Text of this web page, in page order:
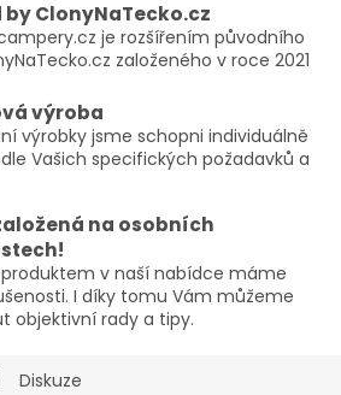
by ClonyNaTecko.cz
je rozšířením původního
založeného v roce 2021
výroba
výrobky jsme schopni individuálně
Vašich specifických požadavků a
na osobních
produktem v naší nabídce máme
I díky tomu Vám můžeme
objektivní rady a tipy.
Diskuze